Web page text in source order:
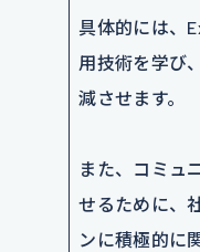
具体的には、
用技術を学び
減させます。
また、コミュ
せるために、
ンに積極的に